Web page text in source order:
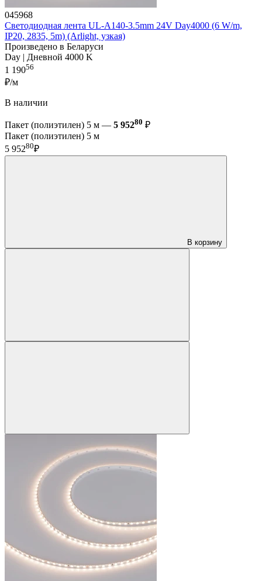
045968
Светодиодная лента UL-A140-3.5mm 24V Day4000 (6 W/m,
IP20, 2835, 5m) (Arlight, узкая)
Произведено в Беларуси
Day | Дневной 4000 K
1 19056
₽/м
В наличии
Пакет (полиэтилен) 5 м — 5 95280 ₽
Пакет (полиэтилен) 5 м
5 95280₽
В корзину